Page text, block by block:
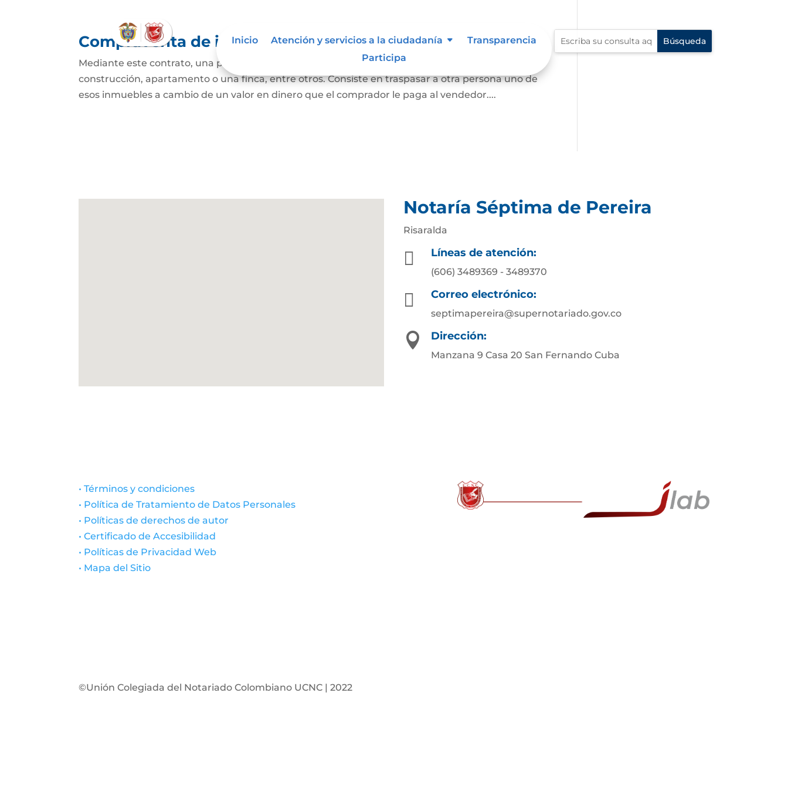
Inicio Atención y servicios a la ciudadanía
Transparencia
Participa
Compraventa de inmuebles
Mediante este contrato, una persona se convierte en propietaria de una casa, lote sin
construcción, apartamento o una finca, entre otros. Consiste en traspasar a otra persona uno de
esos inmuebles a cambio de un valor en dinero que el comprador le paga al vendedor....
Notaría Séptima de Pereira
Risaralda
 Líneas de atención:
(606) 3489369 - 3489370
 Correo electrónico:
septimapereira@supernotariado.gov.co
 Dirección:
Manzana 9 Casa 20 San Fernando Cuba
• Términos y condiciones
• Política de Tratamiento de Datos Personales
• Políticas de derechos de autor
• Certificado de Accesibilidad
• Políticas de Privacidad Web
• Mapa del Sitio
©Unión Colegiada del Notariado Colombiano UCNC | 2022